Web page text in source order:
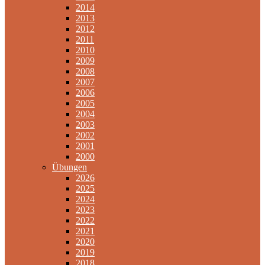
2014
2013
2012
2011
2010
2009
2008
2007
2006
2005
2004
2003
2002
2001
2000
Übungen
2026
2025
2024
2023
2022
2021
2020
2019
2018